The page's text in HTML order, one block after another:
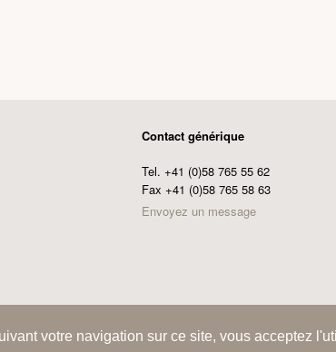
votre navigation sur ce site, vous acceptez
Contact générique
Tel. +41 (0)58 765 55 62
Fax +41 (0)58 765 58 63
Envoyez un message